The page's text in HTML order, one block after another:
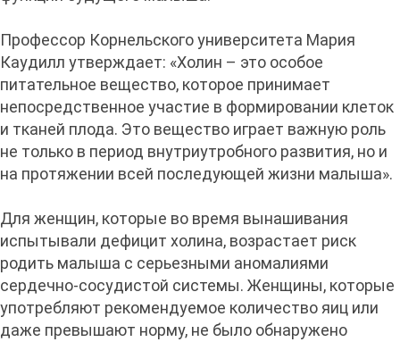
Профессор Корнельского университета Мария
Каудилл утверждает: «Холин – это особое
питательное вещество, которое принимает
непосредственное участие в формировании клеток
и тканей плода. Это вещество играет важную роль
не только в период внутриутробного развития, но и
на протяжении всей последующей жизни малыша».
Для женщин, которые во время вынашивания
испытывали дефицит холина, возрастает риск
родить малыша с серьезными аномалиями
сердечно-сосудистой системы. Женщины, которые
употребляют рекомендуемое количество яиц или
даже превышают норму, не было обнаружено